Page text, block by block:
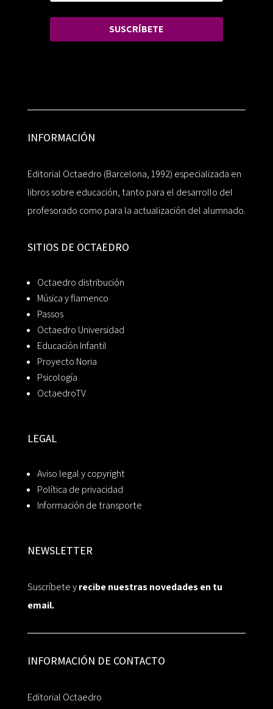
SUSCRÍBETE
INFORMACIÓN
Editorial Octaedro (Barcelona, 1992) especializada en
libros sobre educación, tanto para el desarrollo del
profesorado como para la actualización del alumnado.
SITIOS DE OCTAEDRO
Octaedro distribución
Música y flamenco
Passos
Octaedro Universidad
Educación Infantil
Proyecto Noria
Psicología
OctaedroTV
LEGAL
Aviso legal y copyright
Política de privacidad
Información de transporte
NEWSLETTER
Suscríbete yrecibe nuestras novedades en tu
email.
INFORMACIÓN DE CONTACTO
Editorial Octaedro